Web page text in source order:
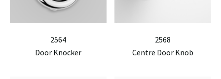
2564
Door Knocker
2568
Centre Door Knob